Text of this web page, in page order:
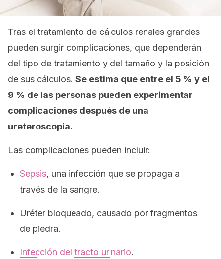
Tras el tratamiento de cálculos renales grandes
pueden surgir complicaciones, que dependerán
del tipo de tratamiento y del tamaño y la posición
de sus cálculos. Se estima que entre el 5 % y el
9 % de las personas pueden experimentar
complicaciones después de una
ureteroscopia.
Las complicaciones pueden incluir:
Sepsis, una infección que se propaga a
través de la sangre.
Uréter bloqueado, causado por fragmentos
de piedra.
Infección del tracto urinario.